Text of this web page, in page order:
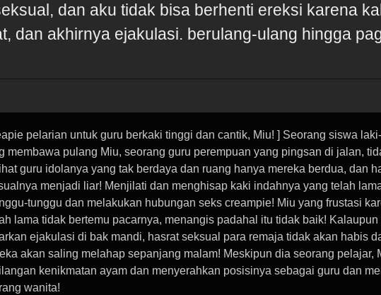
dan aku tidak bisa berhenti ereksi karena
dan akhirnya ejakulasi. berulang-ulang hingga
pelarian untuk guru berkaki tinggi dan cantik, Miu! ] Seorang siswa
membawa pulang Miu, seorang guru perempuan yang pingsan di jalan,
guru idolanya yang tak berdaya dan ruang hanya mereka berdua, dan
menjadi liar! Menjilati dan menghisap kaki indahnya yang telah
tunggu dan melakukan hubungan seks creampie! Miu yang frustasi
lama tidak bertemu pacarnya, menangis padahal itu tidak baik! Kalaupun
ejakulasi di bak mandi, hasrat seksual para remaja tidak akan habis
akan saling melahap sepanjang malam! Meskipun dia seorang pelajar,
kenikmatan ayam dan menyerahkan posisinya sebagai guru dan
wanita!